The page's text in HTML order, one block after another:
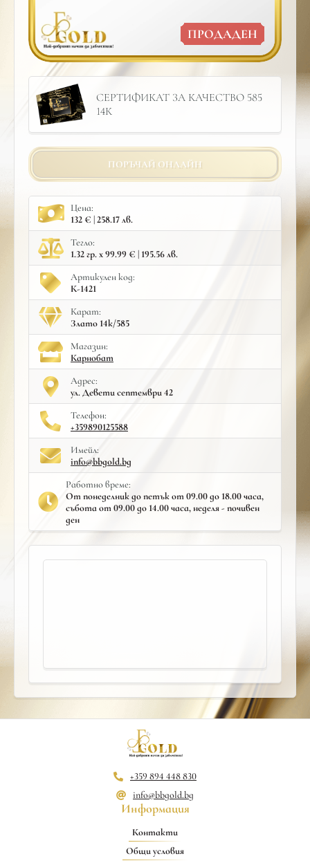
ПРОДАДЕН
СЕРТИФИКАТ ЗА КАЧЕСТВО 585
14К
ПОРЪЧАЙ ОНЛАЙН
Цена:
132 € | 258.17 лв.
Тегло:
1.32 гр. x 99.99 € | 195.56 лв.
Артикулен код:
К-1421
Карат:
Злато 14к/585
Mагазин:
Карнобат
Адрес:
ул. Девети септември 42
Телефон:
+359890125588
Имейл:
info@bbgold.bg
Работно време:
От понеделник до петък от 09.00 до 18.00 часа,
събота от 09.00 до 14.00 часа, неделя - почивен
ден
+359 894 448 830
info@bbgold.bg
Информация
Контакти
Общи условия